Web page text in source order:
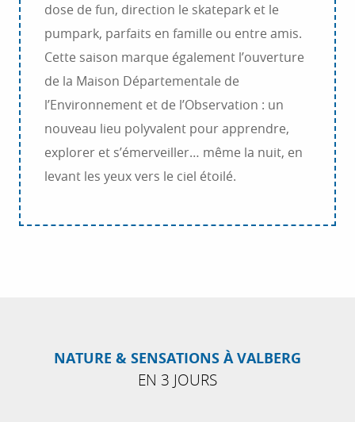
dose de fun, direction le skatepark et le
pumpark, parfaits en famille ou entre amis.
Cette saison marque également l’ouverture
de la Maison Départementale de
l’Environnement et de l’Observation : un
nouveau lieu polyvalent pour apprendre,
explorer et s’émerveiller… même la nuit, en
levant les yeux vers le ciel étoilé.
NATURE & SENSATIONS À VALBERG
EN 3 JOURS